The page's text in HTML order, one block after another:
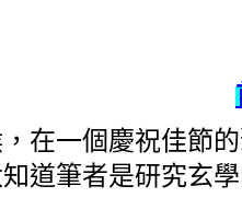
在一個慶祝佳節
道筆者是研究玄